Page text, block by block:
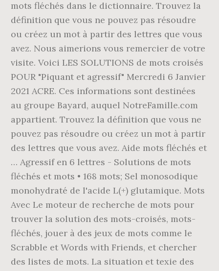
mots fléchés dans le dictionnaire. Trouvez la
définition que vous ne pouvez pas résoudre
ou créez un mot à partir des lettres que vous
avez. Nous aimerions vous remercier de votre
visite. Voici LES SOLUTIONS de mots croisés
POUR "Piquant et agressif" Mercredi 6 Janvier
2021 ACRE. Ces informations sont destinées
au groupe Bayard, auquel NotreFamille.com
appartient. Trouvez la définition que vous ne
pouvez pas résoudre ou créez un mot à partir
des lettres que vous avez. Aide mots fléchés et
… Agressif en 6 lettres - Solutions de mots
fléchés et mots • 168 mots; Sel monosodique
monohydraté de l'acide L(+) glutamique. Mots
Avec Le moteur de recherche de mots pour
trouver la solution des mots-croisés, mots-
fléchés, jouer à des jeux de mots comme le
Scrabble et Words with Friends, et chercher
des listes de mots. La situation et texie des